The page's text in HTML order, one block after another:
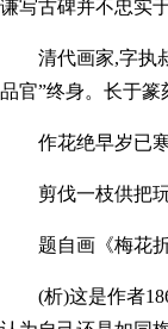
谦写古碑并不忠实
清代画家,字执
品官”终身。长于篆
作花绝早岁已
剪伐一枝供把
题自画《梅花折
(析)这是作者